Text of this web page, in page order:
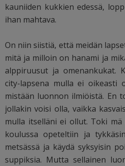
kauniiden kukkien edessä,
ihan mahtava.
On niin siistiä, että meidän
mitä ja milloin on hanami ja
alppiruusut ja omenankukat.
city-lapsena mulla ei oikeasti
mistään luonnon ilmiöistä. En
jollakin voisi olla, vaikka
mulla itselläni ei ollut. Toki
koulussa opeteltiin ja
metsässä ja käydä syksyisin
suppiksia. Mutta sellainen